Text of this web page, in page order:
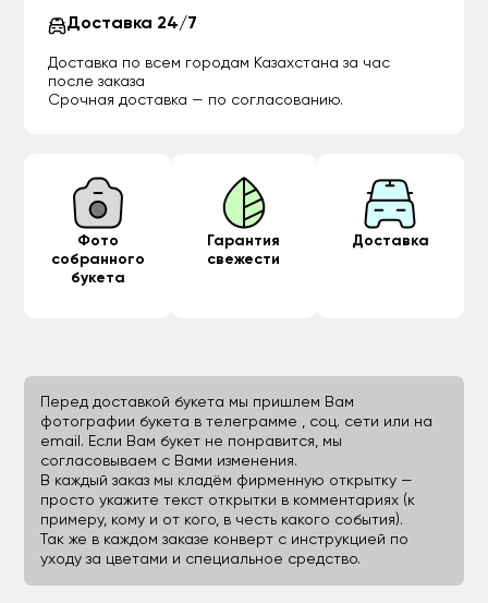
Доставка 24/7
Доставка по всем городам Казахстана за час
после заказа
Срочная доставка — по согласованию.
Фото
собранного
букета
Гарантия
свежести
Доставка
Перед доставкой букета мы пришлем Вам
фотографии букета в телеграмме , соц. сети или на
email. Если Вам букет не понравится, мы
согласовываем с Вами изменения.
В каждый заказ мы кладём фирменную открытку —
просто укажите текст открытки в комментариях (к
примеру, кому и от кого, в честь какого события).
Так же в каждом заказе конверт с инструкцией по
уходу за цветами и специальное средство.